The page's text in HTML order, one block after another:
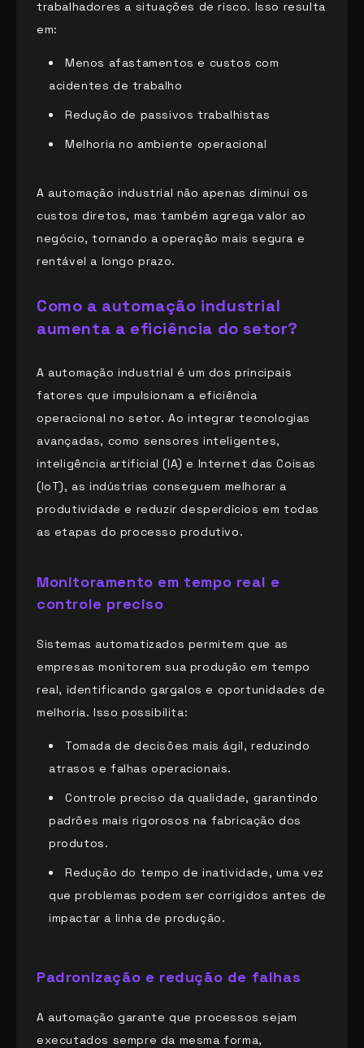
trabalhadores a situações de risco. Isso resulta
em:
Menos afastamentos e custos com
acidentes de trabalho
Redução de passivos trabalhistas
Melhoria no ambiente operacional
A automação industrial não apenas diminui os
custos diretos, mas também agrega valor ao
negócio, tornando a operação mais segura e
rentável a longo prazo.
Como a automação industrial
aumenta a eficiência do setor?
A automação industrial é um dos principais
fatores que impulsionam a eficiência
operacional no setor. Ao integrar tecnologias
avançadas, como sensores inteligentes,
inteligência artificial (IA) e Internet das Coisas
(IoT), as indústrias conseguem melhorar a
produtividade e reduzir desperdícios em todas
as etapas do processo produtivo.
Monitoramento em tempo real e
controle preciso
Sistemas automatizados permitem que as
empresas monitorem sua produção em tempo
real, identificando gargalos e oportunidades de
melhoria. Isso possibilita:
Tomada de decisões mais ágil, reduzindo
atrasos e falhas operacionais.
Controle preciso da qualidade, garantindo
padrões mais rigorosos na fabricação dos
produtos.
Redução do tempo de inatividade, uma vez
que problemas podem ser corrigidos antes de
impactar a linha de produção.
Padronização e redução de falhas
A automação garante que processos sejam
executados sempre da mesma forma,